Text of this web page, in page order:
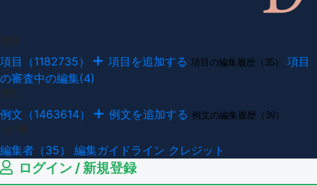
項目（1182735） 項目を追加する 項目の編集履歴（35）
項目
の審査中の編集(4)
例文（1463614） 例文を追加する 例文の編集履歴（39）
編集者（35） 編集ガイドライン クレジット
ログイン / 新規登録